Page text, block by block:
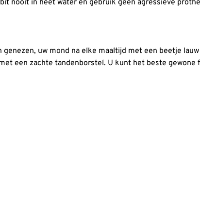
nooit in heet water en gebruik geen agressieve
uw mond na elke maaltijd met een beetje
een zachte tandenborstel. U kunt het beste